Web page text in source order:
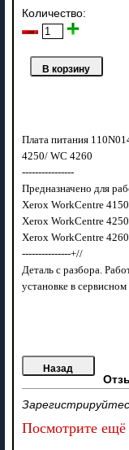
Количество:
Плата питания
4250/ WC 4260
----------------
Предназначено для
Xerox WorkCentre 4150
Xerox WorkCentre 4250
Xerox WorkCentre 4260
---------------+//
Деталь с разбора.
установке в сервисном
Посмотрите ещё